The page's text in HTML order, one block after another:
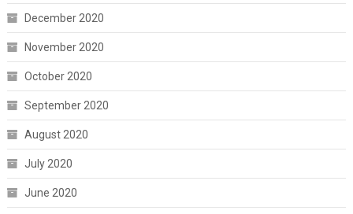
December 2020
November 2020
October 2020
September 2020
August 2020
July 2020
June 2020